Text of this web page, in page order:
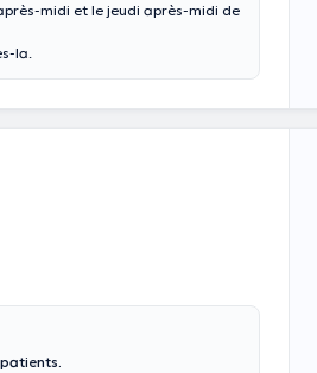
midi et le jeudi après-midi de
la.